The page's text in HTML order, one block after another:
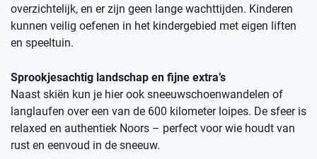
overzichtelijk, en er zijn geen lange wachttijden. Kinderen
kunnen veilig oefenen in het kindergebied met eigen liften
en speeltuin.
Sprookjesachtig landschap en fijne extra’s
Naast skiën kun je hier ook sneeuwschoenwandelen of
langlaufen over een van de 600 kilometer loipes. De sfeer is
relaxed en authentiek Noors – perfect voor wie houdt van
rust en eenvoud in de sneeuw.